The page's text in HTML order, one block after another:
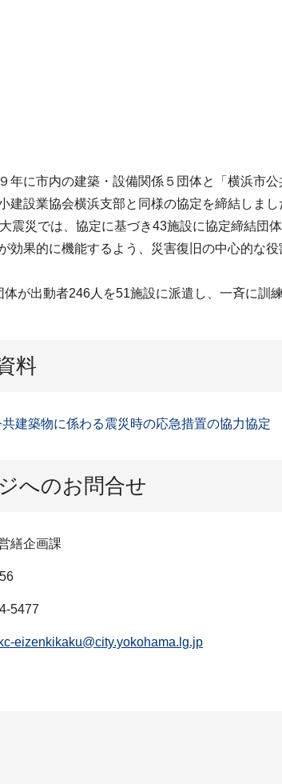
年に市内の建築・設備関係５団体と「横浜市
建設業協会横浜支部と同様の協定を締結しまし
震災では、協定に基づき43施設に協定締結団
効果的に機能するよう、災害復旧の中心的な
が出動者246人を51施設に派遣し、一斉に訓
料
共建築物に係わる震災時の応急措置の協力協
へのお問合せ
繕企画課
5477
kc-eizenkikaku@city.yokohama.lg.jp